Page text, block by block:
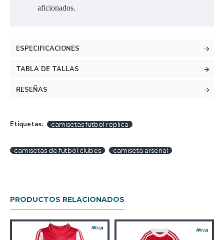
aficionados.
ESPECIFICACIONES
TABLA DE TALLAS
RESEÑAS
Etiquetas: camisetas futbol replica
camisetas de futbol clubes camiseta arsenal
PRODUCTOS RELACIONADOS